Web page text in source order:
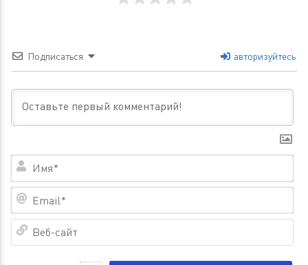
Подписаться авторизуйтесь